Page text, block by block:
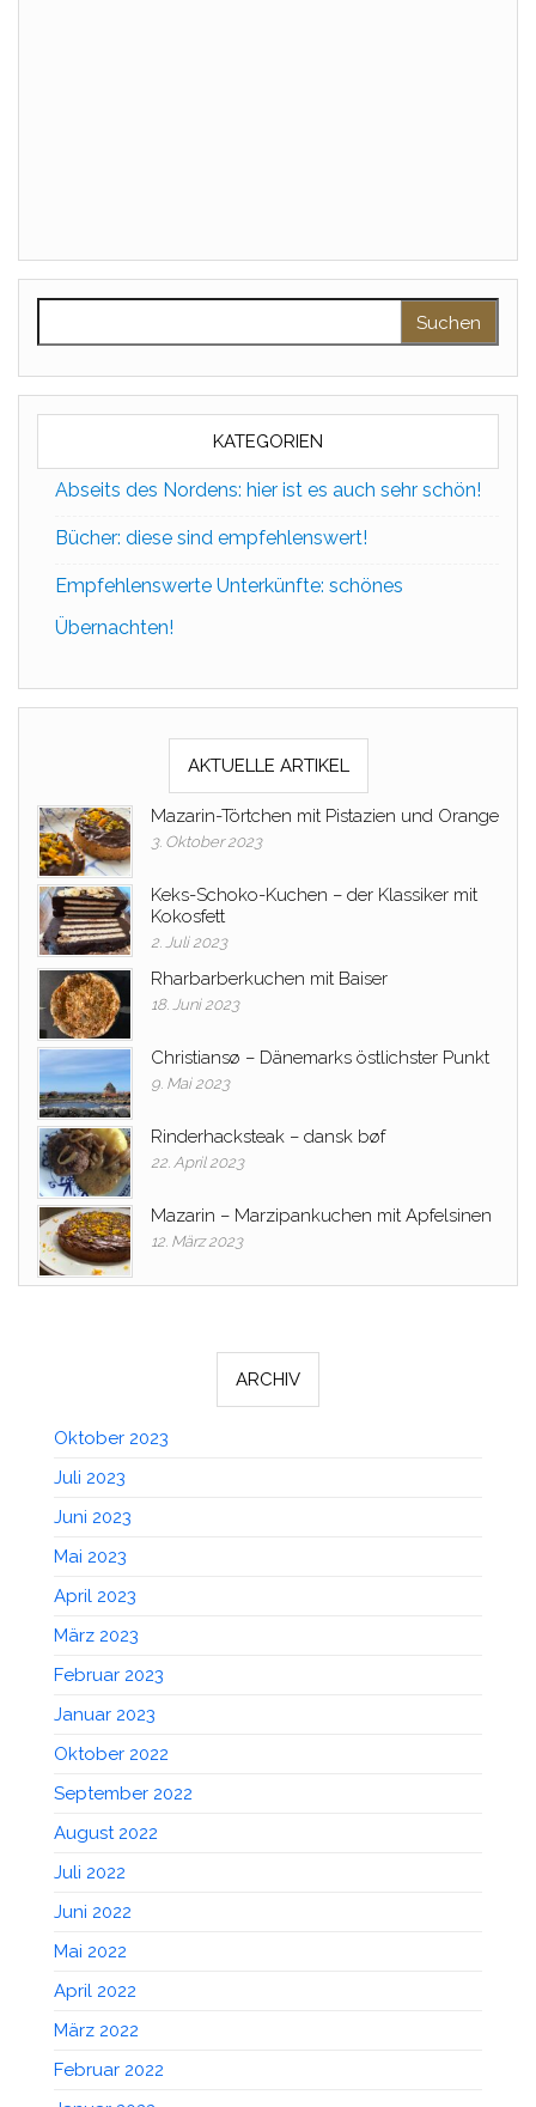
KATEGORIEN
Abseits des Nordens: hier ist es auch sehr schön!
Bücher: diese sind empfehlenswert!
Empfehlenswerte Unterkünfte: schönes
Übernachten!
AKTUELLE ARTIKEL
Mazarin-Törtchen mit Pistazien und Orange
3. Oktober 2023
Keks-Schoko-Kuchen – der Klassiker mit
Kokosfett
2. Juli 2023
Rharbarberkuchen mit Baiser
18. Juni 2023
Christiansø – Dänemarks östlichster Punkt
9. Mai 2023
Rinderhacksteak – dansk bøf
22. April 2023
Mazarin – Marzipankuchen mit Apfelsinen
12. März 2023
ARCHIV
Oktober 2023
Juli 2023
Juni 2023
Mai 2023
April 2023
März 2023
Februar 2023
Januar 2023
Oktober 2022
September 2022
August 2022
Juli 2022
Juni 2022
Mai 2022
April 2022
März 2022
Februar 2022